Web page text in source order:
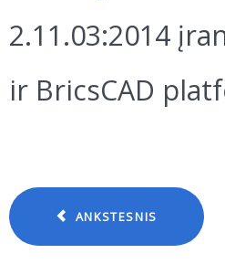
2.11.03:2014
ir BricsCAD
ANKSTESNIS